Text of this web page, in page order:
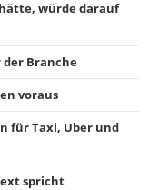
würde darauf
der Branche
voraus
für Taxi, Uber und
spricht